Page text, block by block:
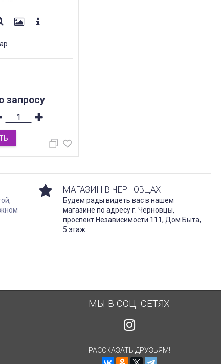
запросу
МАГАЗИН В ЧЕРНОВЦАХ
Будем рады видеть вас в нашем
магазине по адресу г. Черновцы,
проспект Независимости 111, Дом Быта,
5 этаж
МЫ В СОЦ. СЕТЯХ
РАССКАЗАТЬ ДРУЗЬЯМ!